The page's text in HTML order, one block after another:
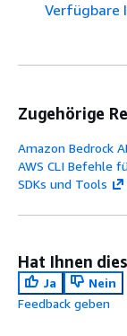
Verfügbare
Zugehörige
Amazon Bedrock
AWS CLI Befehle
SDKs und Tools
Hat Ihnen
Ja
Nein
Feedback geben